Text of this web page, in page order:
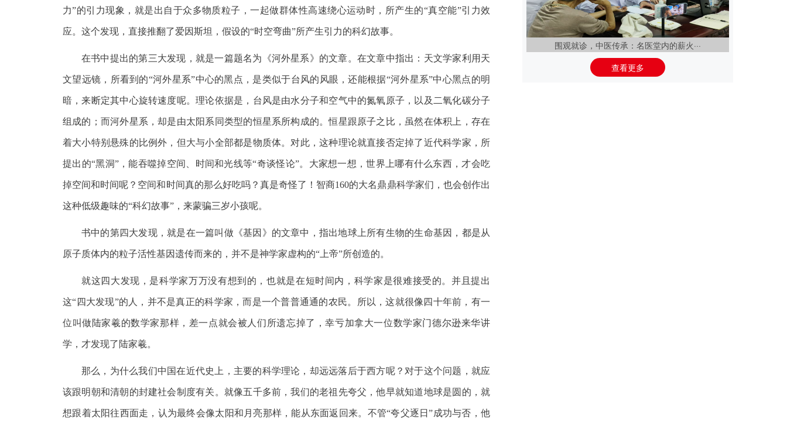
力”的引力现象，就是出自于众多物质粒子，一起做群体性高速绕心运动时，所产生的“真空能”引力效
应。这个发现，直接推翻了爱因斯坦，假设的“时空弯曲”所产生引力的科幻故事。
在书中提出的第三大发现，就是一篇题名为《河外星系》的文章。在文章中指出：天文学家利用天
文望远镜，所看到的“河外星系”中心的黑点，是类似于台风的风眼，还能根据“河外星系”中心黑点的明
暗，来断定其中心旋转速度呢。理论依据是，台风是由水分子和空气中的氮氧原子，以及二氧化碳分子
组成的；而河外星系，却是由太阳系同类型的恒星系所构成的。恒星跟原子之比，虽然在体积上，存在
着大小特别悬殊的比例外，但大与小全部都是物质体。对此，这种理论就直接否定掉了近代科学家，所
提出的“黑洞”，能吞噬掉空间、时间和光线等“奇谈怪论”。大家想一想，世界上哪有什么东西，才会吃
掉空间和时间呢？空间和时间真的那么好吃吗？真是奇怪了！智商160的大名鼎鼎科学家们，也会创作出
这种低级趣味的“科幻故事”，来蒙骗三岁小孩呢。
书中的第四大发现，就是在一篇叫做《基因》的文章中，指出地球上所有生物的生命基因，都是从
原子质体内的粒子活性基因遗传而来的，并不是神学家虚构的“上帝”所创造的。
就这四大发现，是科学家万万没有想到的，也就是在短时间内，科学家是很难接受的。并且提出
这“四大发现”的人，并不是真正的科学家，而是一个普普通通的农民。所以，这就很像四十年前，有一
位叫做陆家羲的数学家那样，差一点就会被人们所遗忘掉了，幸亏加拿大一位数学家门德尔逊来华讲
学，才发现了陆家羲。
那么，为什么我们中国在近代史上，主要的科学理论，却远远落后于西方呢？对于这个问题，就应
该跟明朝和清朝的封建社会制度有关。就像五千多前，我们的老祖先夸父，他早就知道地球是圆的，就
想跟着太阳往西面走，认为最终会像太阳和月亮那样，能从东面返回来。不管“夸父逐日”成功与否，他
围观就诊，中医传承：名医堂内的薪火···